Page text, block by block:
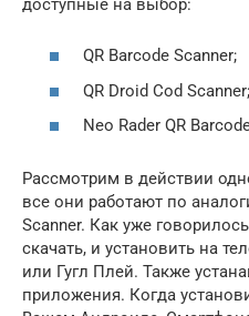
доступные на выбор:
QR Barcode Scanner;
QR Droid Cod Scanner;
Neo Rader QR
Рассмотрим в действии
все они работают по
Scanner. Как уже
скачать, и установить на
или Гугл Плей. Также
приложения. Когда